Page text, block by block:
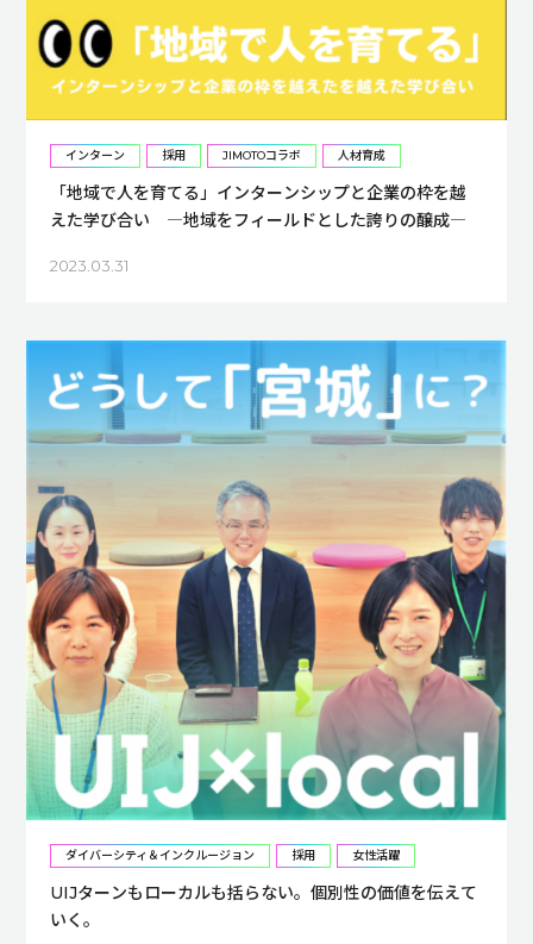
インターン 採用 JIMOTOコラボ 人材育成
「地域で人を育てる」インターンシップと企業の枠を越
えた学び合い ―地域をフィールドとした誇りの醸成―
2023.03.31
ダイバーシティ＆インクルージョン 採用 女性活躍
UIJターンもローカルも括らない。個別性の価値を伝えて
いく。